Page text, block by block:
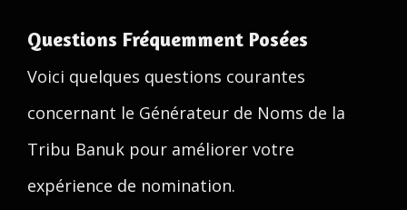
Questions Fréquemment Posées
Voici quelques questions courantes
concernant le Générateur de Noms de la
Tribu Banuk pour améliorer votre
expérience de nomination.